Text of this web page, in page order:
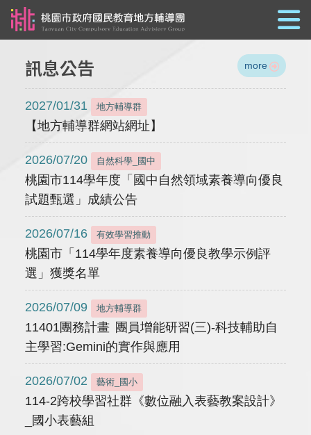
訊息公告 more
2027/01/31 地方輔導群
【地方輔導群網站網址】
2026/07/20 自然科學_國中
桃園市114學年度「國中自然領域素養導向優良
試題甄選」成績公告
2026/07/16 有效學習推動
桃園市「114學年度素養導向優良教學示例評
選」獲獎名單
2026/07/09 地方輔導群
11401團務計畫 團員增能研習(三)-科技輔助自
主學習:Gemini的實作與應用
2026/07/02 藝術_國小
114-2跨校學習社群《數位融入表藝教案設計》
_國小表藝組